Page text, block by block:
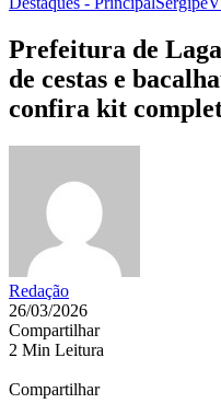
Prefeitura de
de cestas e
confira kit
Redação
26/03/2026
Compartilhar
2 Min Leitura
Compartilhar